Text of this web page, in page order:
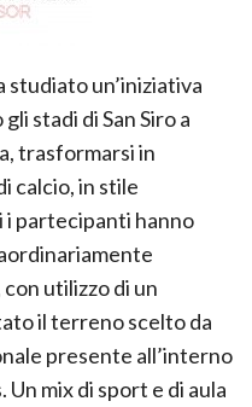
studiato un’iniziativa
stadi di San Siro a
trasformarsi in
calcio, in stile
i partecipanti hanno
utilizzo di un
il terreno scelto da
presente all’interno
mix di sport e di aula